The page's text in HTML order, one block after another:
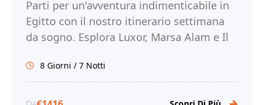
Parti per un'avventura indimenticabile in
Egitto con il nostro itinerario settimana
da sogno. Esplora Luxor, Marsa Alam e Il
8 Giorni / 7 Notti